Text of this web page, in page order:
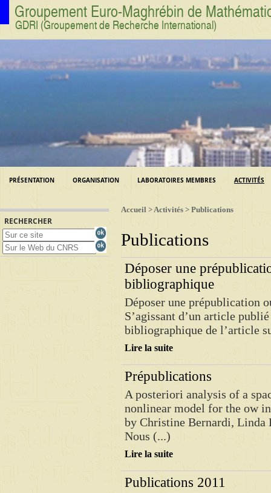
Groupement Euro-Maghrébin de
GDRI (Groupement de Recherche International)
PRÉSENTATION ORGANISATION LABORATOIRES MEMBRES ACTIVITÉS
RECHERCHER
Accueil >Activités > Publications
Publications
Déposer une
bibliographique
Déposer une prépublication
S’agissant d’un article
bibliographique de l’article
Lire la suite
Prépublications
A posteriori analysis of a
nonlinear model for the ow
by Christine Bernardi,
Nous (...)
Lire la suite
Publications 2011